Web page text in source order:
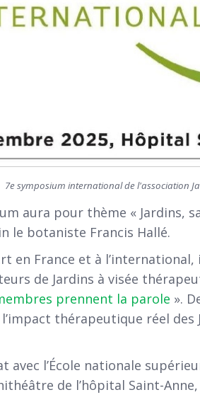
7e symposium international de l'association
aura pour thème « Jardins,
le botaniste Francis Hallé.
en France et à
de Jardins à visée
prennent la parole ».
thérapeutique réel des
l’École nationale
de l’hôpital Saint-Anne,